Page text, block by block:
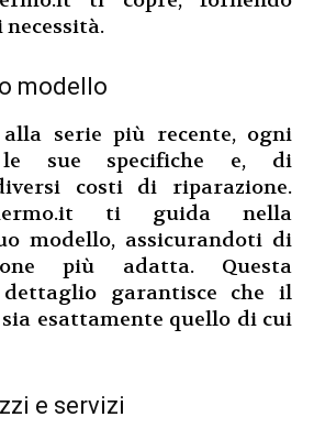
modello
alla serie più recente, ogni
sue specifiche e, di
costi di riparazione.
ti guida nella
modello, assicurandoti di
più adatta. Questa
garantisce che il
esattamente quello di cui
e servizi